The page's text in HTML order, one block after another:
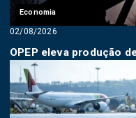
Economia
02/08/2026
OPEP eleva produção